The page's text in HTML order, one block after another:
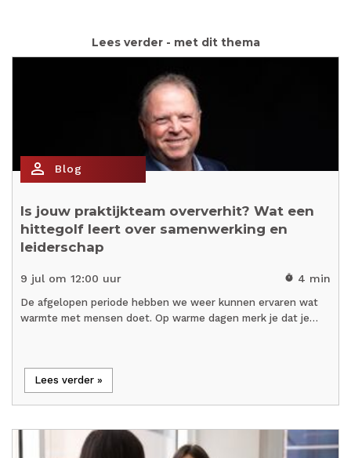
Lees verder - met dit thema
person_outline Blog
Is jouw praktijkteam oververhit? Wat een
hittegolf leert over samenwerking en
leiderschap
9 jul om 12:00 uur timer 4 min
De afgelopen periode hebben we weer kunnen ervaren wat
warmte met mensen doet. Op warme dagen merk je dat je…
Lees verder »